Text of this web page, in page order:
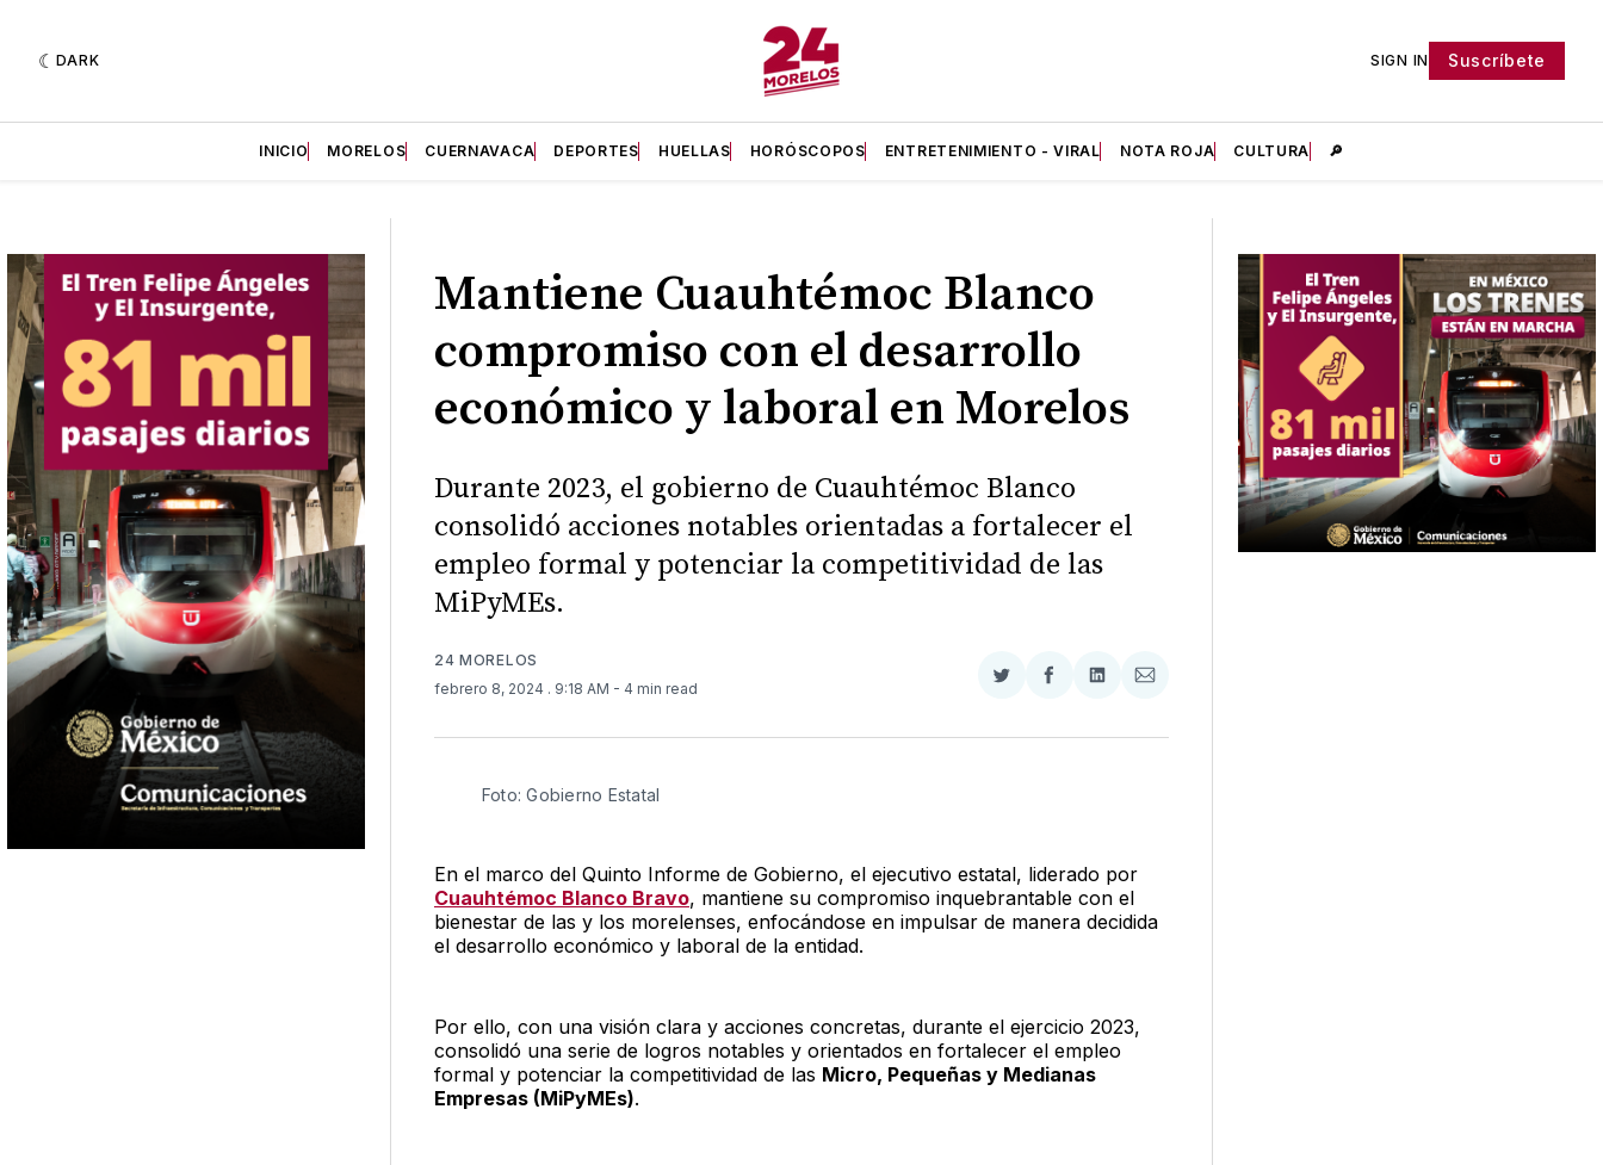
DARK SIGN IN Suscríbete
INICIO MORELOS CUERNAVACA DEPORTES HUELLAS HORÓSCOPOS ENTRETENIMIENTO - VIRAL NOTA ROJA CULTURA 🔎
Mantiene Cuauhtémoc Blanco
compromiso con el desarrollo
económico y laboral en Morelos
Durante 2023, el gobierno de Cuauhtémoc Blanco
consolidó acciones notables orientadas a fortalecer el
empleo formal y potenciar la competitividad de las
MiPyMEs.
24 MORELOS
febrero 8, 2024 . 9:18 AM - 4 min read
Compartir
Twitter
Compartir
Facebook
Compartir
LinkedIn
Compartir
Email
Foto: Gobierno Estatal
En el marco del Quinto Informe de Gobierno, el ejecutivo estatal, liderado por
Cuauhtémoc Blanco Bravo, mantiene su compromiso inquebrantable con el
bienestar de las y los morelenses, enfocándose en impulsar de manera decidida
el desarrollo económico y laboral de la entidad.
Por ello, con una visión clara y acciones concretas, durante el ejercicio 2023,
consolidó una serie de logros notables y orientados en fortalecer el empleo
formal y potenciar la competitividad de las Micro, Pequeñas y Medianas
Empresas (MiPyMEs).